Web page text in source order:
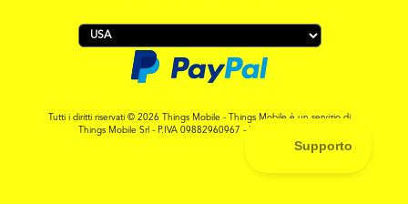
Tutti i diritti riservati © 2026 Things Mobile - Things Mobile è un servizio di
Things Mobile Srl - P.IVA 09882960967 - REA MI-2119265